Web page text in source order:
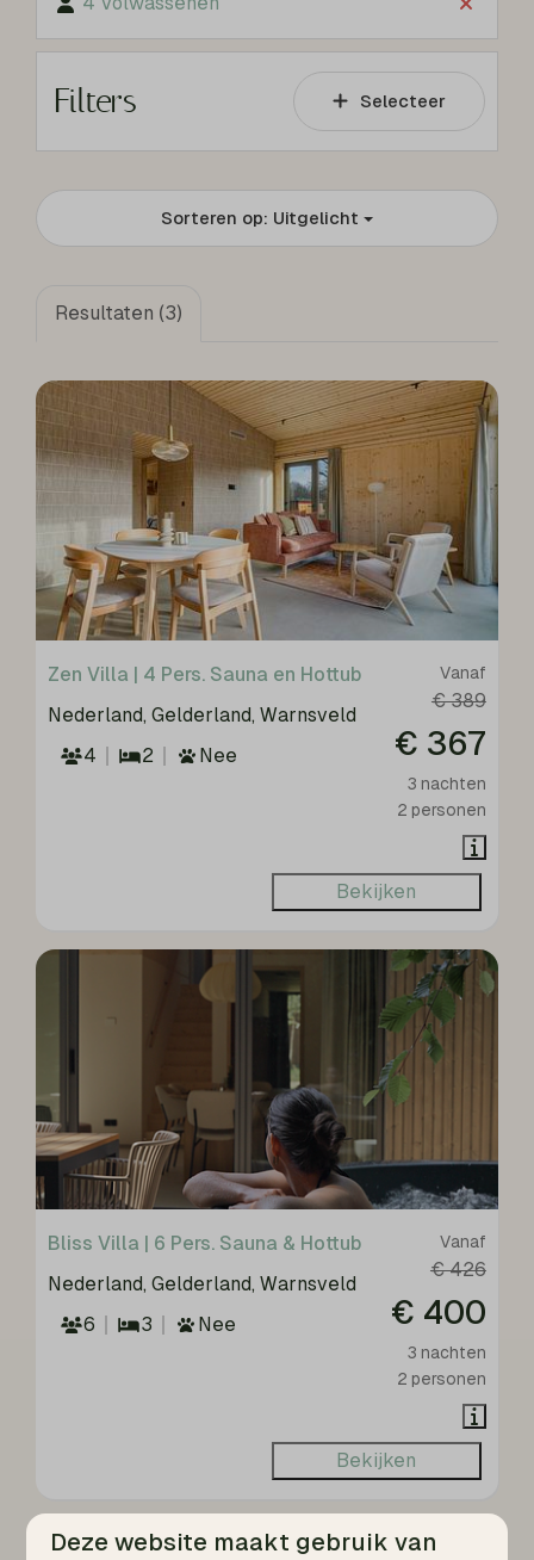
Filters Selecteer
Sorteren op: Uitgelicht
Resultaten (3)
Vanaf
€ 389
€ 367
3 nachten
2 personen
Zen Villa | 4 Pers. Sauna en Hottub
Nederland, Gelderland, Warnsveld
4
2 Nee
Bekijken
Vanaf
€ 426
€ 400
3 nachten
2 personen
Bliss Villa | 6 Pers. Sauna & Hottub
Nederland, Gelderland, Warnsveld
6
3 Nee
Bekijken
Deze website maakt gebruik van